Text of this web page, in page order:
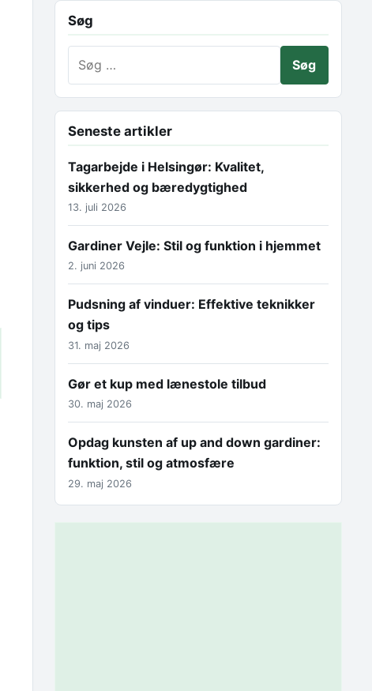
Søg
Seneste artikler
Tagarbejde i Helsingør: Kvalitet,
sikkerhed og bæredygtighed
13. juli 2026
Gardiner Vejle: Stil og funktion i hjemmet
2. juni 2026
Pudsning af vinduer: Effektive teknikker
og tips
31. maj 2026
Gør et kup med lænestole tilbud
30. maj 2026
Opdag kunsten af up and down gardiner:
funktion, stil og atmosfære
29. maj 2026